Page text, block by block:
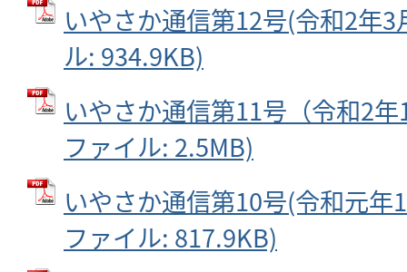
いやさか通信第12号(令和2年3
ル: 934.9KB)
いやさか通信第11号（令和2
ファイル: 2.5MB)
いやさか通信第10号(令和元年
ファイル: 817.9KB)